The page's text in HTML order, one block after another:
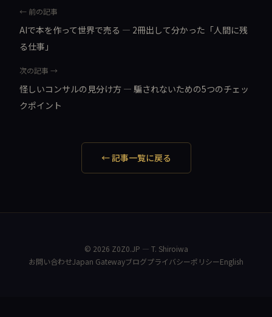
← 前の記事
AIで本を作って世界で売る — 2冊出して分かった「人間に残
る仕事」
次の記事 →
怪しいコンサルの見分け方 — 騙されないための5つのチェッ
クポイント
← 記事一覧に戻る
© 2026 Z0Z0.JP — T. Shiroiwa
お問い合わせJapan GatewayブログプライバシーポリシーEnglish